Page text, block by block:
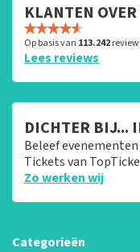
KLANTEN
Op basis van 113.242
Lees reviews
DICHTER BIJ...
Beleef
Tickets van
Zo werken wij
Categorieën